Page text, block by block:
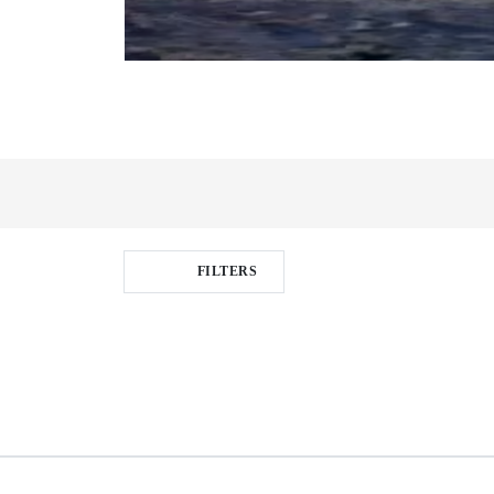
FILTERS